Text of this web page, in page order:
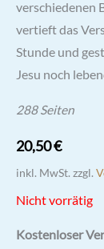
verschiedenen
vertieft das
Stunde und
Jesu noch
288 Seiten
20,50€
inkl. MwSt. zzgl.
Nicht vorrätig
Kostenloser